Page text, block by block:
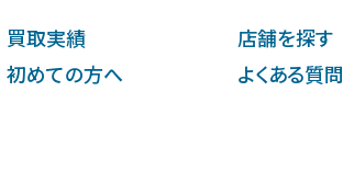
買取実績
店舗を探す
初めての⽅へ よくある質問